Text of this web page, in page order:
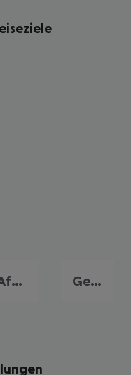
Afytos Gerakini